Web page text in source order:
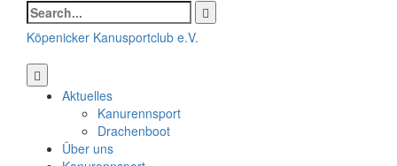
Search
for:
Köpenicker Kanusportclub e.V.
Aktuelles
Kanurennsport
Drachenboot
Über uns